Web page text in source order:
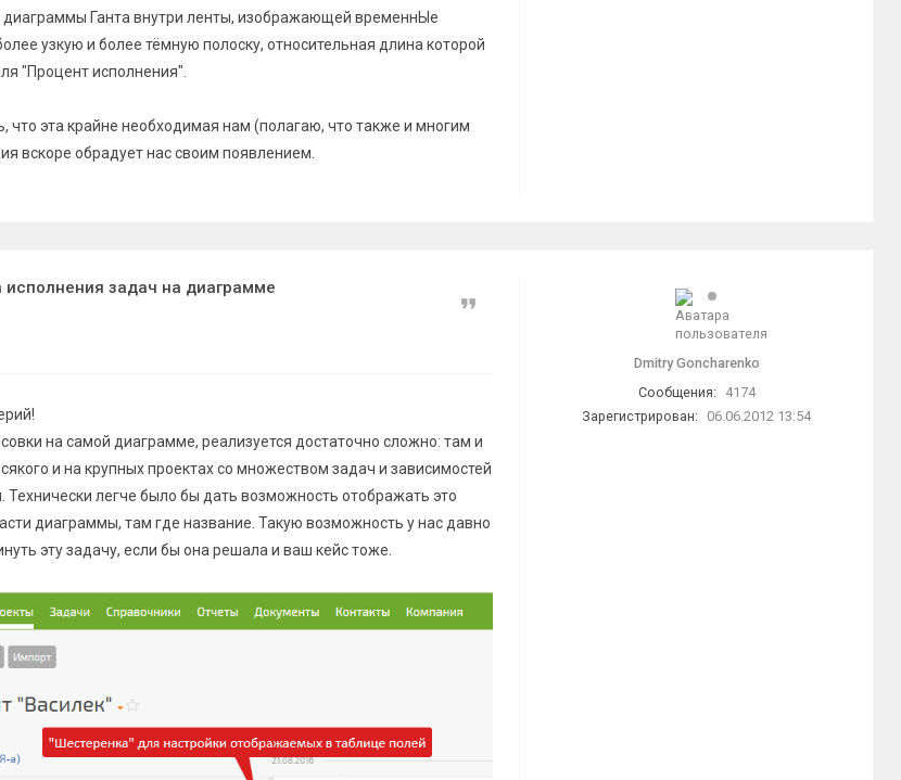
диаграммы Ганта внутри ленты, изображающей временнЫе
узкую и более тёмную полоску, относительная длина которой
"Процент исполнения".
что эта крайне необходимая нам (полагаю, что также и многим
вскоре обрадует нас своим появлением.
Dmitry Goncharenko
Сообщения:
4174
Зарегистрирован:
06.06.2012 13:54
задач на диаграмме
Цитата
на самой диаграмме, реализуется достаточно сложно: там и
и на крупных проектах со множеством задач и зависимостей
Технически легче было бы дать возможность отображать это
диаграммы, там где название. Такую возможность у нас давно
эту задачу, если бы она решала и ваш кейс тоже.